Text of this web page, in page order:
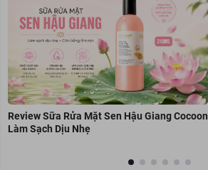
Review Sữa Rửa Mặt Sen Hậu Giang Cocoon
Làm Sạch Dịu Nhẹ